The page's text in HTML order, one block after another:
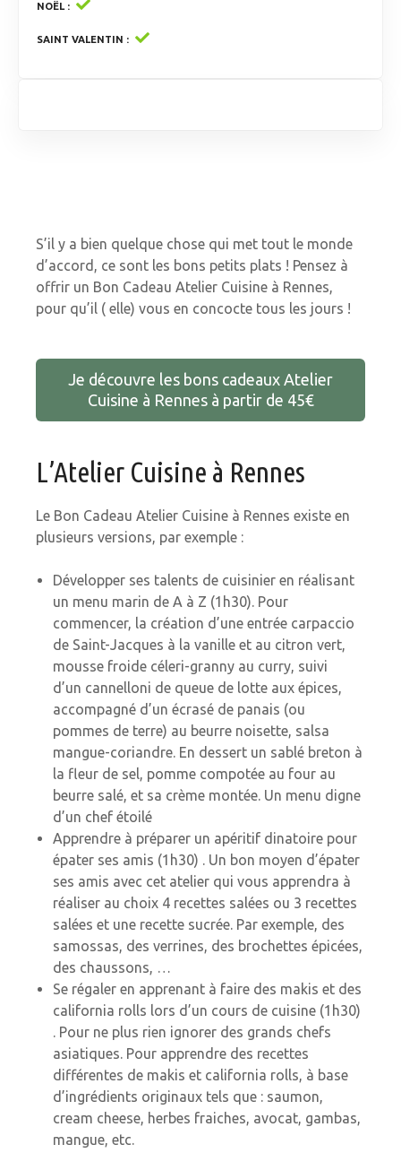
NOËL
SAINT VALENTIN
S’il y a bien quelque chose qui met tout le monde
d’accord, ce sont les bons petits plats ! Pensez à
offrir un Bon Cadeau Atelier Cuisine à Rennes,
pour qu’il ( elle) vous en concocte tous les jours !
Je découvre les bons cadeaux Atelier
Cuisine à Rennes à partir de 45€
L’Atelier Cuisine à Rennes
Le Bon Cadeau Atelier Cuisine à Rennes existe en
plusieurs versions, par exemple :
Développer ses talents de cuisinier en réalisant
un menu marin de A à Z (1h30). Pour
commencer, la création d’une entrée carpaccio
de Saint-Jacques à la vanille et au citron vert,
mousse froide céleri-granny au curry, suivi
d’un cannelloni de queue de lotte aux épices,
accompagné d’un écrasé de panais (ou
pommes de terre) au beurre noisette, salsa
mangue-coriandre. En dessert un sablé breton à
la fleur de sel, pomme compotée au four au
beurre salé, et sa crème montée. Un menu digne
d’un chef étoilé
Apprendre à préparer un apéritif dinatoire pour
épater ses amis (1h30) . Un bon moyen d’épater
ses amis avec cet atelier qui vous apprendra à
réaliser au choix 4 recettes salées ou 3 recettes
salées et une recette sucrée. Par exemple, des
samossas, des verrines, des brochettes épicées,
des chaussons, …
Se régaler en apprenant à faire des makis et des
california rolls lors d’un cours de cuisine (1h30)
. Pour ne plus rien ignorer des grands chefs
asiatiques. Pour apprendre des recettes
différentes de makis et california rolls, à base
d’ingrédients originaux tels que : saumon,
cream cheese, herbes fraiches, avocat, gambas,
mangue, etc.